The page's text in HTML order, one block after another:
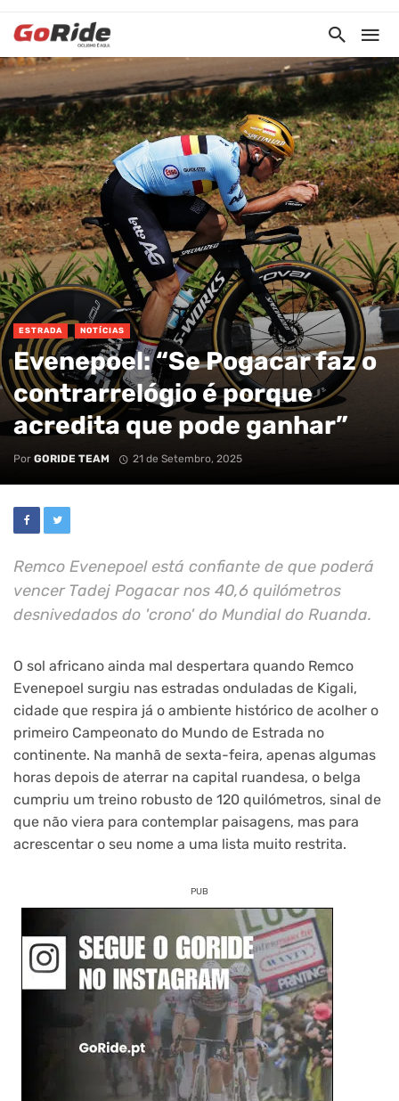
ESTRADA NOTÍCIAS
Evenepoel: “Se Pogacar faz o
contrarrelógio é porque
acredita que pode ganhar”
Por GORIDE TEAM 21 de Setembro, 2025
Remco Evenepoel está confiante de que poderá
vencer Tadej Pogacar nos 40,6 quilómetros
desnivedados do 'crono' do Mundial do Ruanda.
O sol africano ainda mal despertara quando Remco
Evenepoel surgiu nas estradas onduladas de Kigali,
cidade que respira já o ambiente histórico de acolher o
primeiro Campeonato do Mundo de Estrada no
continente. Na manhã de sexta-feira, apenas algumas
horas depois de aterrar na capital ruandesa, o belga
cumpriu um treino robusto de 120 quilómetros, sinal de
que não viera para contemplar paisagens, mas para
acrescentar o seu nome a uma lista muito restrita.
PUB